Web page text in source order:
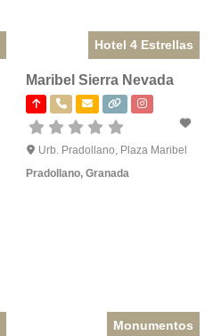
Hotel 4 Estrellas
Maribel Sierra Nevada
Urb. Pradollano, Plaza Maribel
Pradollano,Granada
Monumentos